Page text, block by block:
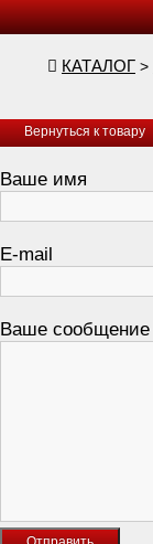
КАТАЛОГ >
Вернуться к товару
Ваше имя
E-mail
Ваше сообщение